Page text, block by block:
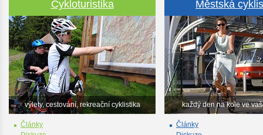
Cykloturistika
výlety, cestování, rekreační cyklistika
Články
Městská
každý den na kole ve
Články